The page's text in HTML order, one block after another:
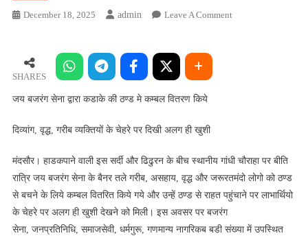
December 18, 2025 Admin Leave A CommentOn
कम्बल
वितरण
किये
SHARES
जय बजरंग सेना द्वारा कडाके की ठण्ड मे कम्बल वितरण किये
दिव्यांग, वृद्ध, गरीब व्यक्तियों के चेहरे पर दिखी अलग ही खुशी
मंदसौर। हाडकपाने वाली इस सर्दी और ढिढुरन के बीच स्थानीय गांधी चौराहा पर बीति
रात्रि जय बजरंग सेना के बैनर तले गरीब, असहाय, वृद्ध और जरूरतमंदो लोगो को ठण्ड
से बचने के लिये कम्बल वितरित किये गये और उन्हें ठण्ड से राहत पहुंचाने पर लाभार्थियो
के चेहरे पर अलग ही खुशी देखने को मिली। इस अवसर पर बजरंग
सेना, जनप्रतिनिधि, समाजसेवी, धर्मगुरू, गणमान्य नागरिकब बडी संख्या में उपस्थित